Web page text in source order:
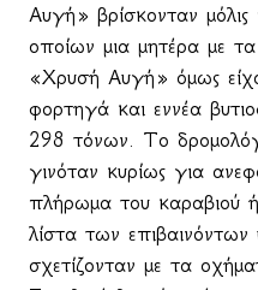
Αυγή» βρίσκονταν
οποίων μια μητέρα με
«Χρυσή Αυγή» όμως
φορτηγά και εννέα
298 τόνων. Το
γινόταν κυρίως για
πλήρωμα του καραβιού
λίστα των
σχετίζονταν με τα